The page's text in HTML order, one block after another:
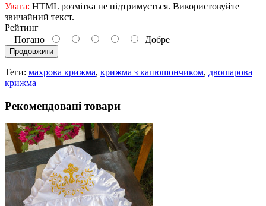
Увага: HTML розмітка не підтримується. Використовуйте
звичайний текст.
Рейтинг
Погано
Добре
Продовжити
Теги: махрова крижма, крижма з капюшончиком, двошарова
крижма
Рекомендовані товари